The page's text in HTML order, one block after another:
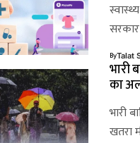
ByTalat
भारी
का
भारी
खतरा